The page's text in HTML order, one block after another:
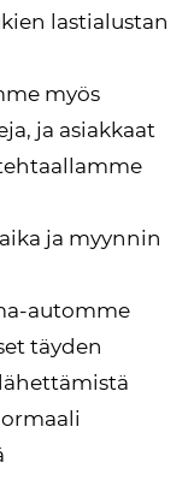
lastialustan
myös
ja asiakkaat
ja myynnin
automme
täyden